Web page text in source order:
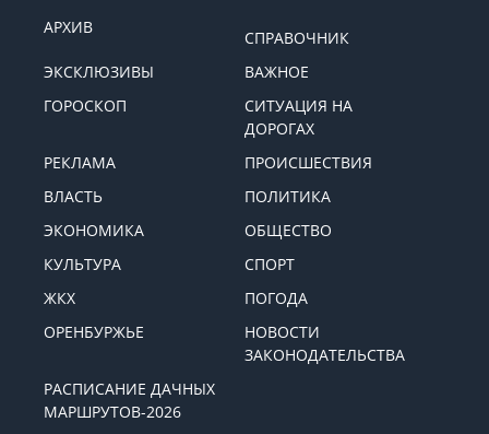
АРХИВ
СПРАВОЧНИК
ЭКСКЛЮЗИВЫ
ВАЖНОЕ
ГОРОСКОП
СИТУАЦИЯ НА
ДОРОГАХ
РЕКЛАМА
ПРОИСШЕСТВИЯ
ВЛАСТЬ
ПОЛИТИКА
ЭКОНОМИКА
ОБЩЕСТВО
КУЛЬТУРА
СПОРТ
ЖКХ
ПОГОДА
ОРЕНБУРЖЬЕ
НОВОСТИ
ЗАКОНОДАТЕЛЬСТВА
РАСПИСАНИЕ ДАЧНЫХ
МАРШРУТОВ-2026